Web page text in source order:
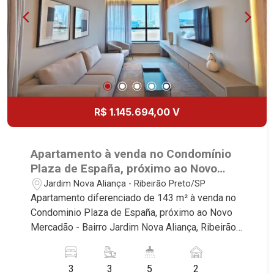
referência no mercado imobiliário desde 2000.
Especialistas em Venda, Locação e
Lançamentos! Avenida João Fiúsa, 1051 - Alto da
Boa Vista | Ribeirão Preto.
R$ 1.145.694,00 V
Apartamento à venda no Condomínio
Plaza de España, próximo ao Novo
Mercadão - Ribeirão Preto/SP.
Jardim Nova Aliança - Ribeirão Preto/SP
Apartamento diferenciado de 143 m² à venda no
Condominio Plaza de España, próximo ao Novo
Mercadão - Bairro Jardim Nova Aliança, Ribeirão
imóvel que a Martinelli Imobiliária selecionou
para você: - 143m² de area util - 03 suites - Sala
3 3 5 2